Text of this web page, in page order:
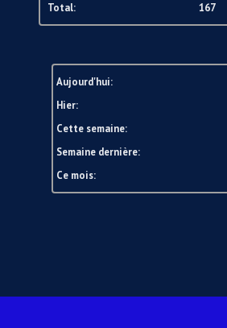
Total: 167
Aujourd'hui:
Hier:
Cette semaine:
Semaine dernière:
Ce mois: